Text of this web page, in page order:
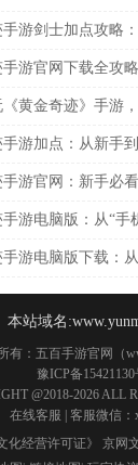
游剑士加点攻略：
游官网下载全攻略：安
金奇迹》手游，这几个礼
加点：从新手到毕业的
游官网：新手必看的
电脑版：从“手机小屏”到
电脑版下载：从新手入门
本站域名
有：五百手游官网（
豫ICP备15421130
@2018-2026 ALL
在线客服 | 客服微信：
化经营许可证》 京网